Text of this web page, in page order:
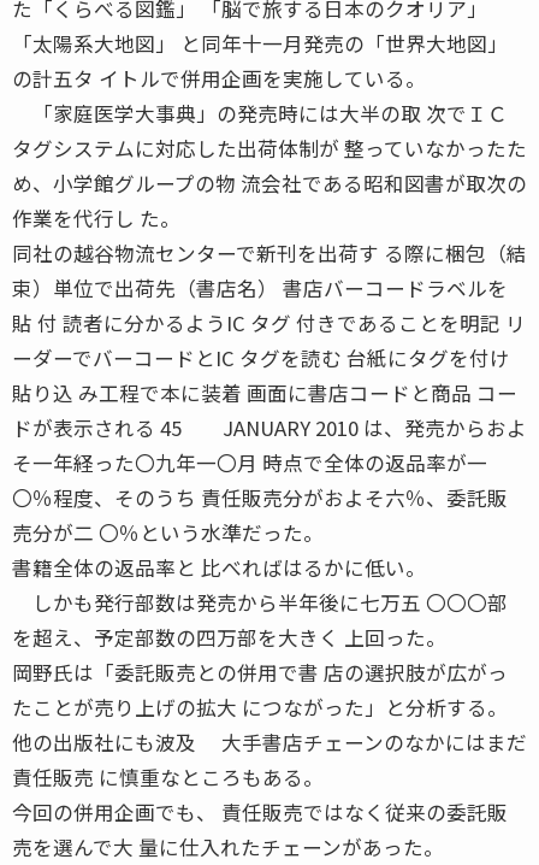
た「くらべる図鑑」 「脳で旅する日本のクオリア」
「太陽系大地図」 と同年十一月発売の「世界大地図」
の計五タ イトルで併用企画を実施している。
「家庭医学大事典」の発売時には大半の取 次でＩＣ
タグシステムに対応した出荷体制が 整っていなかったた
め、小学館グループの物 流会社である昭和図書が取次の
作業を代行し た。
同社の越谷物流センターで新刊を出荷す る際に梱包（結
束）単位で出荷先（書店名） 書店バーコードラベルを
貼 付 読者に分かるようIC タグ 付きであることを明記 リ
ーダーでバーコードとIC タグを読む 台紙にタグを付け
貼り込 み工程で本に装着 画面に書店コードと商品 コー
ドが表示される 45 JANUARY 2010 は、発売からおよ
そ一年経った〇九年一〇月 時点で全体の返品率が一
〇％程度、そのうち 責任販売分がおよそ六％、委託販
売分が二 〇％という水準だった。
書籍全体の返品率と 比べればはるかに低い。
しかも発行部数は発売から半年後に七万五 〇〇〇部
を超え、予定部数の四万部を大きく 上回った。
岡野氏は「委託販売との併用で書 店の選択肢が広がっ
たことが売り上げの拡大 につながった」と分析する。
他の出版社にも波及 大手書店チェーンのなかにはまだ
責任販売 に慎重なところもある。
今回の併用企画でも、 責任販売ではなく従来の委託販
売を選んで大 量に仕入れたチェーンがあった。